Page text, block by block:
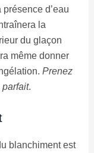
d’eau
la
du glaçon
même donner
Prenez
.
blanchiment est